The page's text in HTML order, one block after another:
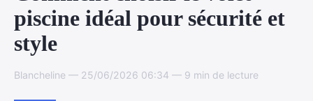
piscine idéal pour sécurité et
style
Blancheline — 25/06/2026 06:34 — 9 min de lecture